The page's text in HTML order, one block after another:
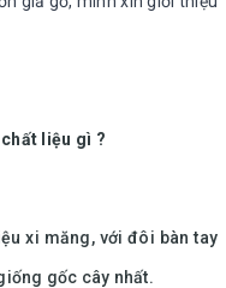
liệu gì ?
xi măng, với đôi bàn tay
gốc cây nhất.